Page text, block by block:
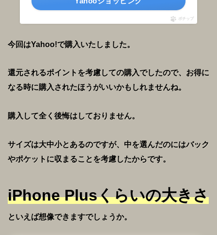
ポチップ
今回はYahoo!で購入いたしました。
還元されるポイントを考慮しての購入でしたので、お得に
なる時に購入されたほうがいいかもしれませんね。
購入して全く後悔はしておりません。
サイズは大中小とあるのですが、中を選んだのにはバック
やポケットに収まることを考慮したからです。
iPhone Plusくらいの大きさ
といえば想像できますでしょうか。